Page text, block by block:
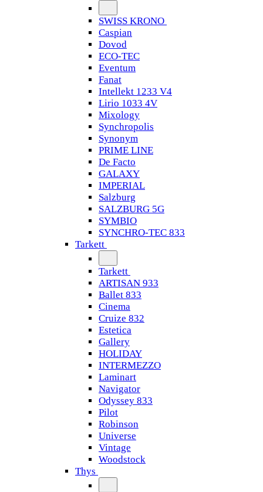
SWISS KRONO
Caspian
Dovod
ECO-TEC
Eventum
Fanat
Intellekt 1233 V4
Lirio 1033 4V
Mixology
Synchropolis
Synonym
PRIME LINE
De Facto
GALAXY
IMPERIAL
Salzburg
SALZBURG 5G
SYMBIO
SYNCHRO-TEC 833
Tarkett
Tarkett
ARTISAN 933
Ballet 833
Cinema
Cruize 832
Estetica
Gallery
HOLIDAY
INTERMEZZO
Laminart
Navigator
Odyssey 833
Pilot
Robinson
Universe
Vintage
Woodstock
Thys